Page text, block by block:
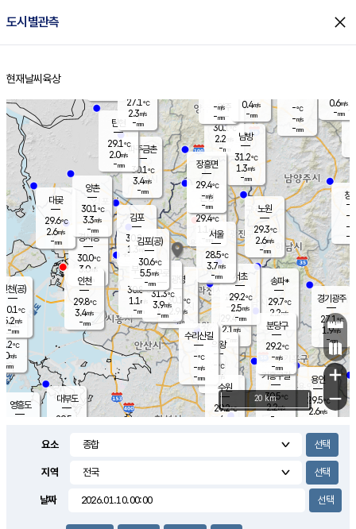
도시별관측 close
홈
현재날씨 육상
의도
℃
m/s
mm
영흥도
양주
30.1℃
2.2
-mm
과천
29.4℃
2.1m/s
- mm
용인
29.5℃
2.6m/s
경기광주
27.1℃
1.9m/s
-mm
3.1m/s
대부도
29.5
경서동
30.0℃
3.0m/s
-mm
파주금촌
30.1℃
3.4m/s
-mm
-℃
-m/s
-mm
대곶
29.6℃
2.6m/s
-mm
창
-
-m/
-
탄현
29.1℃
2.0m/s
-mm
0.6m/s
-mm
의왕
- ℃
m/s
mm
김포
30.8℃
1.3 m/s
mm
광명
30.1
℃
2.9 m/s
-mm
부천
30.8℃
1.1 m/s
-mm
양촌
30.1℃
3.3m/s
-mm
구로
31.3℃
3.9m/s
-mm
은평
29.4℃
m/s
- mm
노원
29.3℃
2.6m/s
-mm
송파*
29.7℃
2.2m/s
-mm
서초
29.2℃
2.5m/s
-mm
남방
31.2℃
1.3m/s
-mm
기흥구갈
30.5℃
2.2m/s
-
수리산길
-℃
-m/s
-mm
분당구
29.2℃
-m/s
-mm
장흥면
29.4℃
-m/s
-mm
-m/s
-mm
인천(공)
30.1℃
5.2m/s
-mm
김포(공)
30.6℃
5.5m/s
-mm
수원
29.2℃
4 m/s
인천
29.8℃
3.4m/s
-mm
서울
28.5℃
3.7m/s
-mm
27.1℃
2.3m/s
-mm
0.4m/s
-mm
+
−
20 km
요소
지역
날짜